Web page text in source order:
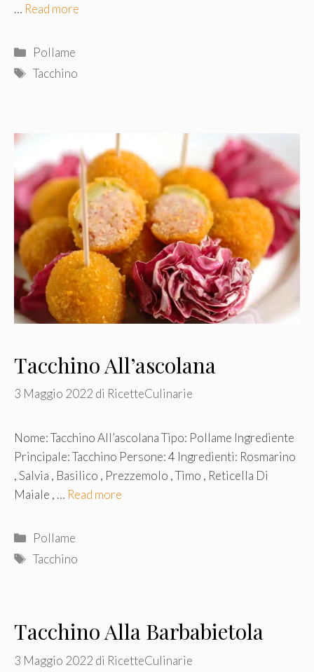
… Read more
Categorie
Pollame
Tag
Tacchino
Tacchino All’ascolana
3 Maggio 2022 di RicetteCulinarie
Nome: Tacchino All’ascolana Tipo: Pollame Ingrediente
Principale: Tacchino Persone: 4 Ingredienti: Rosmarino
, Salvia , Basilico , Prezzemolo , Timo , Reticella Di
Maiale , … Read more
Categorie
Pollame
Tag
Tacchino
Tacchino Alla Barbabietola
3 Maggio 2022 di RicetteCulinarie